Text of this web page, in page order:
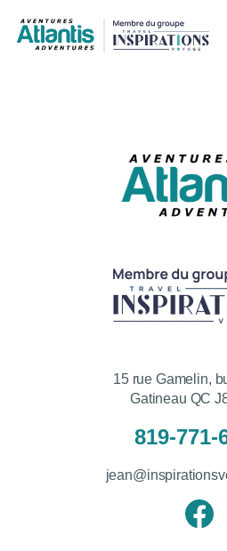
15 rue Gamelin,
Gatineau QC
819-771-